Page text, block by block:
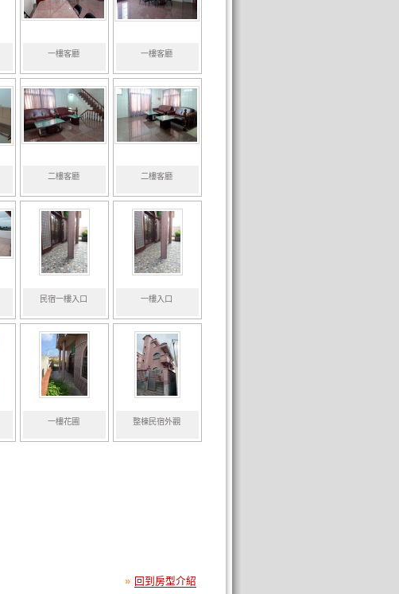
一樓客廳 一樓客廳
二樓客廳 二樓客廳
民宿一樓入口 一樓入口
一樓花圃 整棟民宿外觀
» 回到房型介紹